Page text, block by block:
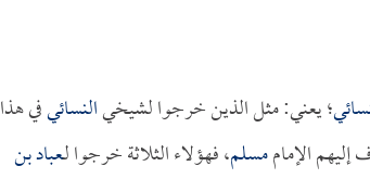
؛ يعني: مثل الذين خرجوا لشيخيالنسائيفي هذا
إليهم الإماممسلم، فهؤلاء الثلاثة خرجوا لـعباد بن